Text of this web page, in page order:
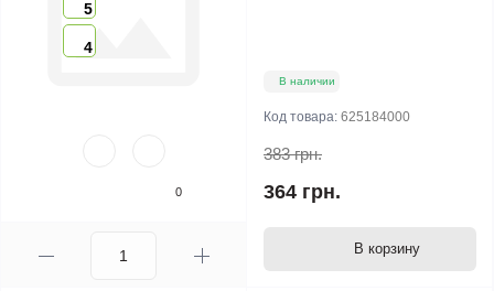
5
4
0
В наличии
Код товара: 625184000
383 грн.
364 грн.
В корзину